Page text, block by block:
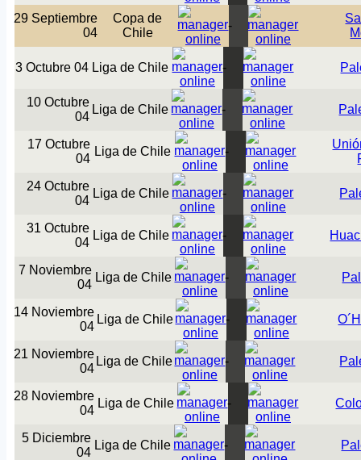
29 Septiembre
04
Copa de
Chile
-
3 Octubre 04 Liga de Chile -
10 Octubre
04
Liga de Chile -
17 Octubre
04
Liga de Chile -
24 Octubre
04
Liga de Chile -
31 Octubre
04
Liga de Chile -
7 Noviembre
04
Liga de Chile -
14 Noviembre
04
Liga de Chile -
21 Noviembre
04
Liga de Chile -
28 Noviembre
04
Liga de Chile -
5 Diciembre
04
Liga de Chile -